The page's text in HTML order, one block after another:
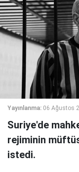
Yayınlanma: 06 Ağustos
Suriye'de
rejiminin
istedi.